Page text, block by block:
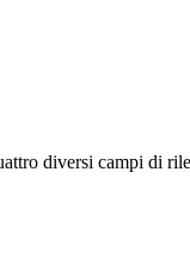
diversi campi di